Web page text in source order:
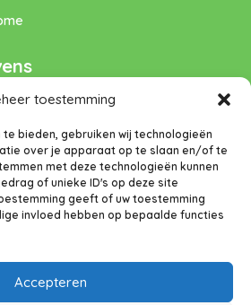
toestemming
bieden, gebruiken wij technologieën
over je apparaat op te slaan en/of te
met deze technologieën kunnen
of unieke ID's op deze site
geeft of uw toestemming
invloed hebben op bepaalde functies
Accepteren
Sociale ETS
Instituut Rome
Rome
rep. 57710
50 585